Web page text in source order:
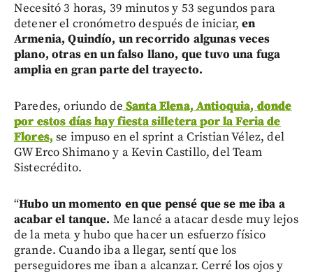
Necesitó 3 horas, 39 minutos y 53 segundos para
detener el cronómetro después de iniciar,en
Armenia, Quindío, un recorrido algunas veces
plano, otras en un falso llano, que tuvo una fuga
amplia en gran parte del trayecto.
Paredes, oriundo de Santa Elena, Antioquia, donde
por estos días hay fiesta silletera por la Feria de
Flores, se impuso en el sprint a Cristian Vélez, del
GW Erco Shimano y a Kevin Castillo, del Team
Sistecrédito.
“Hubo un momento en que pensé que se me iba a
acabar el tanque. Me lancé a atacar desde muy lejos
de la meta y hubo que hacer un esfuerzo físico
grande. Cuando iba a llegar, sentí que los
perseguidores me iban a alcanzar. Cerré los ojos y